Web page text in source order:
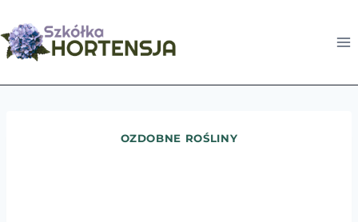
do
treści
OZDOBNE ROŚLINY